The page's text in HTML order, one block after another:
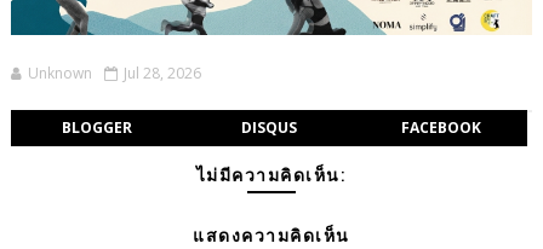
Unknown Jul 28, 2026
BLOGGER DISQUS FACEBOOK
ไม่มีความคิดเห็น:
แสดงความคิดเห็น